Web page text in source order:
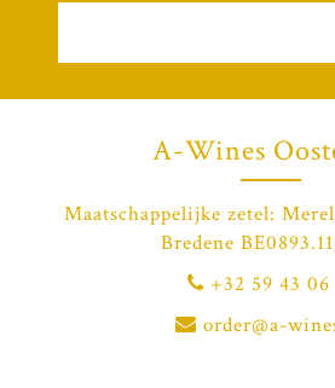
A-Wines
Maatschappelijke zetel:
Bredene
+32 59 43 06
order@a-